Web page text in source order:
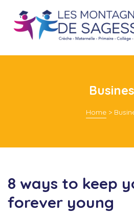
Home >
8 ways to keep
forever young